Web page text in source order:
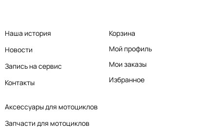
Аксессуары для мотоциклов
Запчасти для мотоциклов
Наша история
Новости
Запись на сервис
Контакты
Корзина
Мой профиль
Мои заказы
Избранное